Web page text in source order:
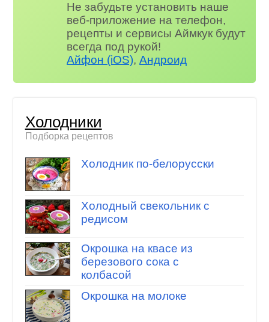
Не забудьте установить наше
веб-приложение на телефон,
рецепты и сервисы Аймкук будут
всегда под рукой!
Айфон (iOS),Андроид
Холодники
Подборка рецептов
Холодник по-белорусски
Холодный свекольник с
редисом
Окрошка на квасе из
березового сока с
колбасой
Окрошка на молоке